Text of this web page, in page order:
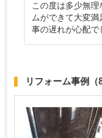
この度は多少無
ムができて大変
事の遅れが心配
リフォーム事例